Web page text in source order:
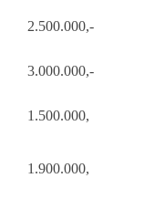
2.500.000,-
3.000.000,-
1.500.000,
1.900.000,